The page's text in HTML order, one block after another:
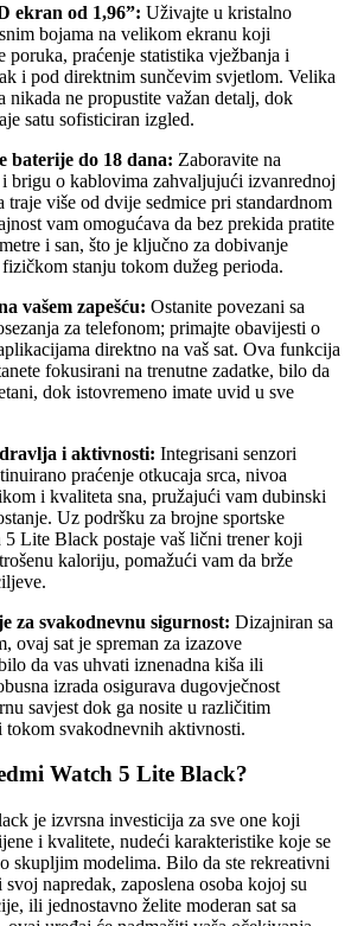
ekran od 1,96”: Uživajte u kristalno
bojama na velikom ekranu koji
poruka, praćenje statistika vježbanja i
i pod direktnim sunčevim svjetlom. Velika
nikada ne propustite važan detalj, dok
satu sofisticiran izgled.
baterije do 18 dana: Zaboravite na
brigu o kablovima zahvaljujući izvanrednoj
više od dvije sedmice pri standardnom
vam omogućava da bez prekida pratite
i san, što je ključno za dobivanje
stanju tokom dužeg perioda.
vašem zapešću: Ostanite povezani sa
za telefonom; primajte obavijesti o
direktno na vaš sat. Ova funkcija
fokusirani na trenutne zadatke, bilo da
dok istovremeno imate uvid u sve
i aktivnosti: Integrisani senzori
praćenje otkucaja srca, nivoa
i kvaliteta sna, pružajući vam dubinski
Uz podršku za brojne sportske
Lite Black postaje vaš lični trener koji
kaloriju, pomažući vam da brže
za svakodnevnu sigurnost: Dizajniran sa
ovaj sat je spreman za izazove
da vas uhvati iznenadna kiša ili
izrada osigurava dugovječnost
savjest dok ga nosite u različitim
svakodnevnih aktivnosti.
Watch 5 Lite Black?
je izvrsna investicija za sve one koji
i kvalitete, nudeći karakteristike koje se
skupljim modelima. Bilo da ste rekreativni
napredak, zaposlena osoba kojoj su
ili jednostavno želite moderan sat sa